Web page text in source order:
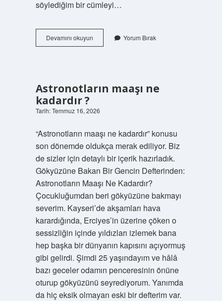
söylediğim bir cümleyi…
Devamını okuyunSeyyid
Muhammed
Yorum Bırak
Astronotların maaşı ne
kadardır ?
Tarih: Temmuz 16, 2026
“Astronotların maaşı ne kadardır” konusu
son dönemde oldukça merak ediliyor. Biz
de sizler için detaylı bir içerik hazırladık.
Gökyüzüne Bakan Bir Gencin Defterinden:
Astronotların Maaşı Ne Kadardır?
Çocukluğumdan beri gökyüzüne bakmayı
severim. Kayseri’de akşamları hava
karardığında, Erciyes’in üzerine çöken o
sessizliğin içinde yıldızları izlemek bana
hep başka bir dünyanın kapısını açıyormuş
gibi gelirdi. Şimdi 25 yaşındayım ve hâlâ
bazı geceler odamın penceresinin önüne
oturup gökyüzünü seyrediyorum. Yanımda
da hiç eksik olmayan eski bir defterim var.